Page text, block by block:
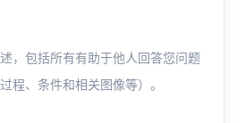
，包括所有有助于他人回答您问题
程、条件和相关图像等）。